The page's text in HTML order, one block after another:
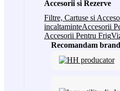
Accesorii si Rezerve
Filtre, Cartuse si
incaltaminteAccesorii
Accesorii Pentru Frig
Recomandam